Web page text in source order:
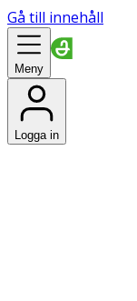
Gå till innehåll
Meny
Logga in